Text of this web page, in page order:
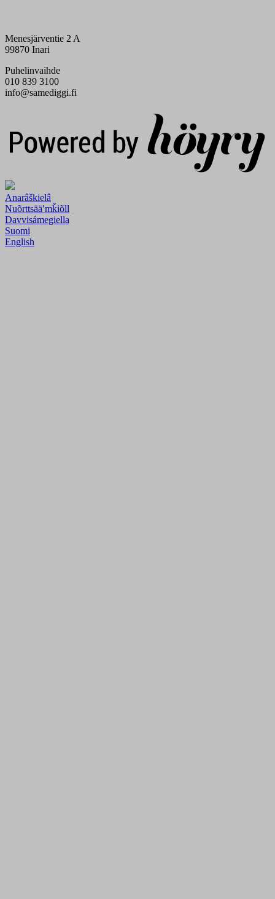
Menesjärventie 2 A
99870 Inari
Puhelinvaihde
010 839 3100
info@samediggi.fi
Anarâškielâ
Nuõrttsääʹmǩiõll
Davvisámegiella
Suomi
English